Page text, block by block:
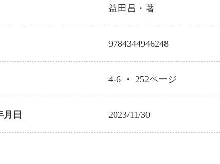
益田昌 ・著
9784344946248
4-6 ・252ページ
月日 2023/11/30